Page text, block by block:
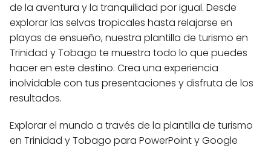
de la aventura y la tranquilidad por igual. Desde
explorar las selvas tropicales hasta relajarse en
playas de ensueño, nuestra plantilla de turismo en
Trinidad y Tobago te muestra todo lo que puedes
hacer en este destino. Crea una experiencia
inolvidable con tus presentaciones y disfruta de los
resultados.
Explorar el mundo a través de la plantilla de turismo
en Trinidad y Tobago para PowerPoint y Google